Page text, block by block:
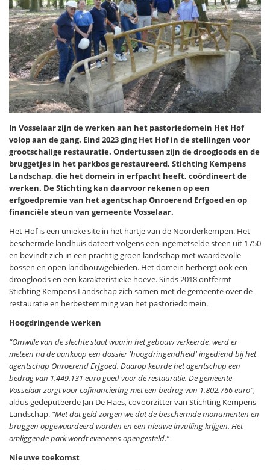
In Vosselaar zijn de werken aan het pastoriedomein Het Hof
volop aan de gang. Eind 2023 ging Het Hof in de stellingen voor
grootschalige restauratie. Ondertussen zijn de droogloods en de
bruggetjes in het parkbos gerestaureerd. Stichting Kempens
Landschap, die het domein in erfpacht heeft, coördineert de
werken. De Stichting kan daarvoor rekenen op een
erfgoedpremie van het agentschap Onroerend Erfgoed en op
financiële steun van gemeente Vosselaar.
Het Hof is een unieke site in het hartje van de Noorderkempen. Het
beschermde landhuis dateert volgens een ingemetselde steen uit 1750
en bevindt zich in een prachtig groen landschap met waardevolle
bossen en open landbouwgebieden. Het domein herbergt ook een
droogloods en een karakteristieke hoeve. Sinds 2018 ontfermt
Stichting Kempens Landschap zich samen met de gemeente over de
restauratie en herbestemming van het pastoriedomein.
Hoogdringende werken
“Omwille van de slechte staat waarin het gebouw verkeerde, werd er
meteen na de aankoop een dossier 'hoogdringendheid' ingediend bij het
agentschap Onroerend Erfgoed. Daarop keurde het agentschap een
bedrag van 1.449.131 euro goed voor de restauratie. De gemeente
Vosselaar zorgt voor cofinanciering met een bedrag van 1.802.766 euro”,
aldus gedeputeerde Jan De Haes, covoorzitter van Stichting Kempens
Landschap. “Met dat geld zorgen we dat de beschermde monumenten en
bruggen opgewaardeerd worden en een nieuwe invulling krijgen. Het
omliggende park wordt eveneens opengesteld.”
Nieuwe toekomst